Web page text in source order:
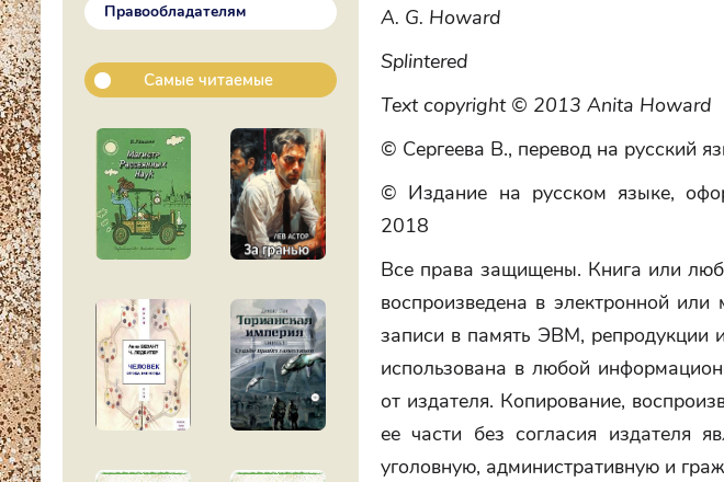
Правообладателям
Самые читаемые
A. G. Howard
Splintered
Text copyright © 2013 Anita Howard
© Сергеева В., перевод на русский
© Издание на русском языке,
2018
Все права защищены. Книга или
воспроизведена в электронной
записи в память ЭВМ, репродукции
использована в любой
от издателя. Копирование,
ее части без согласия издателя
уголовную, административную и